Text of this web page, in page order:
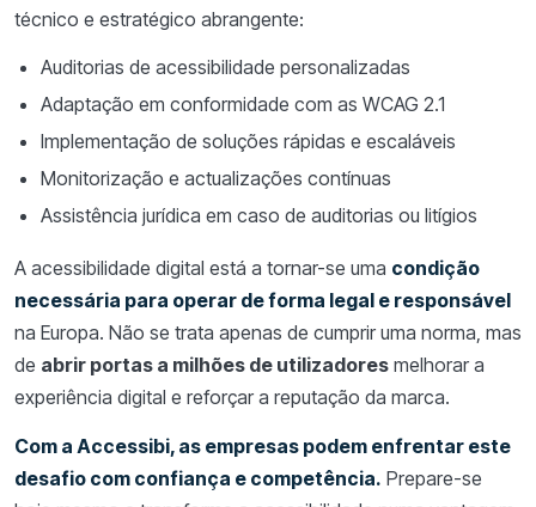
técnico e estratégico abrangente:
Auditorias de acessibilidade personalizadas
Adaptação em conformidade com as WCAG 2.1
Implementação de soluções rápidas e escaláveis
Monitorização e actualizações contínuas
Assistência jurídica em caso de auditorias ou litígios
A acessibilidade digital está a tornar-se uma condição
necessária para operar de forma legal e responsável
na Europa. Não se trata apenas de cumprir uma norma, mas
de abrir portas a milhões de utilizadores melhorar a
experiência digital e reforçar a reputação da marca.
Com a Accessibi, as empresas podem enfrentar este
desafio com confiança e competência. Prepare-se